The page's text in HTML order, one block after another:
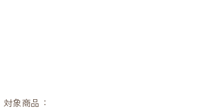
対象商品：